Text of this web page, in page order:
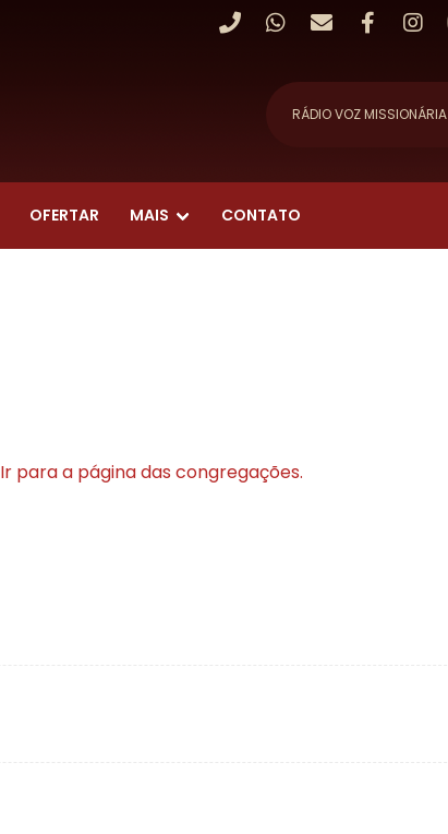
RÁDIO VOZ MISSIONÁRIA
OFERTAR MAIS CONTATO
Ir para a página das congregações.